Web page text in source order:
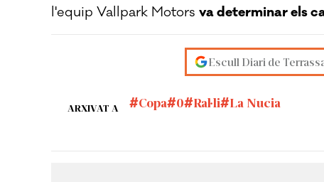
l'equip Vallpark Motors va determinar els
Escull Diari de
ARXIVAT A Copa 0 Ral·li La Nucia